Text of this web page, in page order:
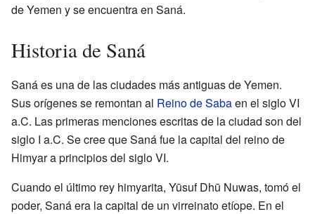
de Yemen y se encuentra en Saná.
Historia de Saná
Saná es una de las ciudades más antiguas de Yemen.
Sus orígenes se remontan al Reino de Sabaen el siglo VI
a.C. Las primeras menciones escritas de la ciudad son del
siglo I a.C. Se cree que Saná fue la capital del reino de
Himyar a principios del siglo VI.
Cuando el último rey himyarita, Yūsuf Dhū Nuwas, tomó el
poder, Saná era la capital de un virreinato etíope. En el